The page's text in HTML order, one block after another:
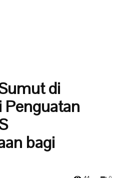
di
Penguatan
bagi